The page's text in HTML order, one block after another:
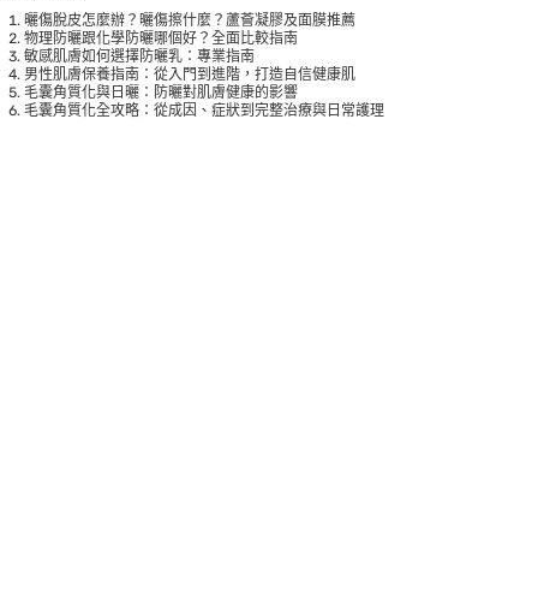
曬傷脫皮怎麼辦？曬傷擦什麼？蘆薈凝膠及面膜推薦
物理防曬跟化學防曬哪個好？全面比較指南
敏感肌膚如何選擇防曬乳：專業指南
男性肌膚保養指南：從入門到進階，打造自信健康肌
毛囊角質化與日曬：防曬對肌膚健康的影響
毛囊角質化全攻略：從成因、症狀到完整治療與日常護理